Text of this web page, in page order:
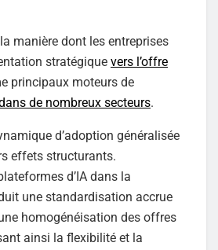
manière dont les entreprises
stratégique vers l’offre
principaux moteurs de
de nombreux secteurs.
d’adoption généralisée
effets structurants.
d’IA dans la
une standardisation accrue
homogénéisation des offres
ainsi la flexibilité et la